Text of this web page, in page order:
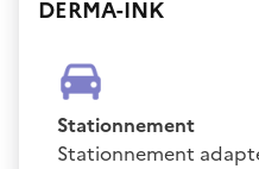
DERMA-INK
Stationnement
Stationnement